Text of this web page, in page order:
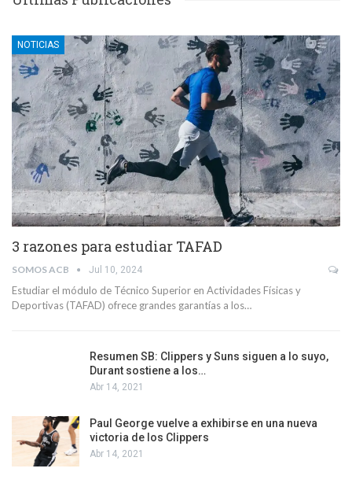
NOTICIAS
3 razones para estudiar TAFAD
SOMOS ACB Jul 10, 2024
Estudiar el módulo de Técnico Superior en Actividades Físicas y
Deportivas (TAFAD) ofrece grandes garantías a los…
Resumen SB: Clippers y Suns siguen a lo suyo,
Durant sostiene a los…
Abr 14, 2021
Paul George vuelve a exhibirse en una nueva
victoria de los Clippers
Abr 14, 2021